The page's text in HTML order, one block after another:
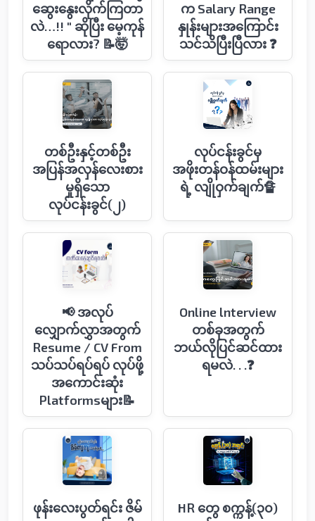
ဆွေးနွေးလိုက်ကြတာ
လဲ…!! " ဆိုပြီး မေ့ကုန်
ရောလား? 📝🤯
က Salary Range
နှုန်းများအကြောင်း
သင်သိပြီးပြီလား ❓
တစ်ဦးနှင့်တစ်ဦး
အပြန်အလှန်​လေးစား
မှုရှိ​​သော
လုပ်ငန်းခွင်(၂)
လုပ်ငန်းခွင်မှ
အဖိုးတန်ဝန်ထမ်းများ
ရဲ့ လျိုဝှက်ချက်🔏
📢 အလုပ်
လျှောက်လွှာအတွက်
Resume / CV From
သပ်သပ်ရပ်ရပ် လုပ်ဖို့
အကောင်းဆုံး
Platformsများ📝
Online lnterview
တစ်ခုအတွက်
ဘယ်လိုပြင်ဆင်ထား
ရမလဲ. . .❓
ဖုန်းလေးပွတ်ရင်း ဇိမ်
HR တွေ စက္ကန့်(၃၀)